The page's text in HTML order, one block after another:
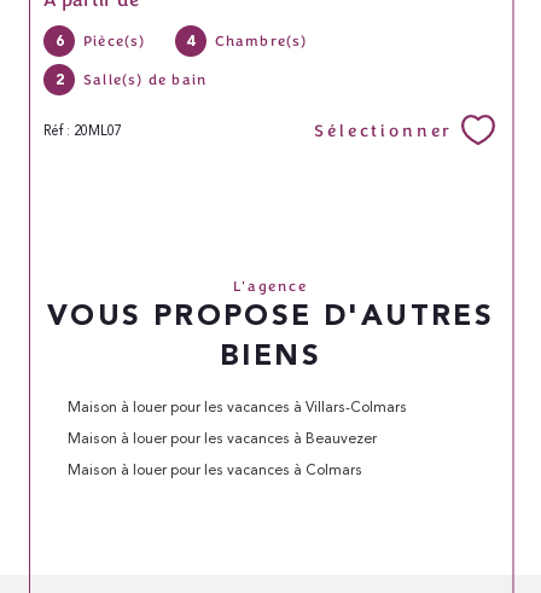
6 Pièce(s) 4 Chambre(s)
2 Salle(s) de bain
Réf : 20ML07 Sélectionner
L'agence
VOUS PROPOSE D'AUTRES
BIENS
Maison à louer pour les vacances à Villars-Colmars
Maison à louer pour les vacances à Beauvezer
Maison à louer pour les vacances à Colmars